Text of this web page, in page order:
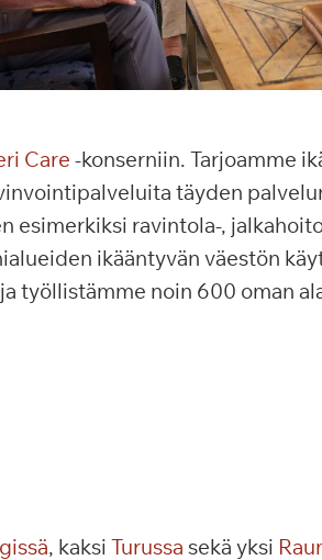
Care -konserniin. Tarjoamme
täyden
esimerkiksi ravintola-,
ikääntyvän väestön
työllistämme noin 600 oman
, kaksiTurussa sekä yksi